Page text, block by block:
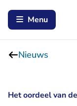
Menu
Nieuws
Het oordeel van